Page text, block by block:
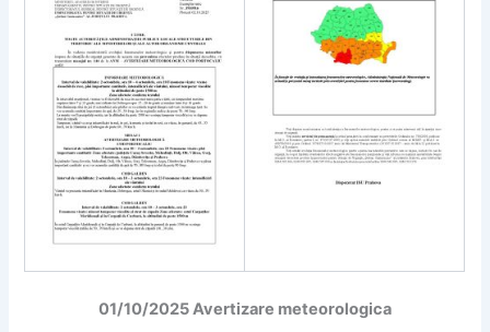
01/10/2025 Avertizare meteorologica